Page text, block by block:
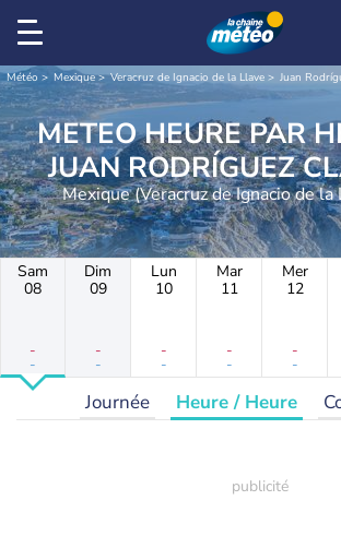
Météo Mexique Veracruz de Ignacio de la Llave Juan
METEO HEURE PAR
JUAN RODRÍGUEZ
Mexique (Veracruz de Ignacio de la
Sam
08
-
-
Dim
09
-
-
Lun
10
-
-
Mar
11
-
-
Mer
12
-
-
Journée Heure / Heure